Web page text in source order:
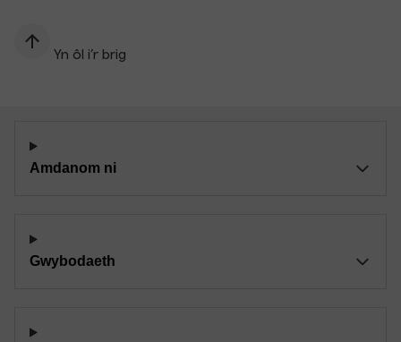
Yn ôl i’r brig
Amdanom ni
Gwybodaeth